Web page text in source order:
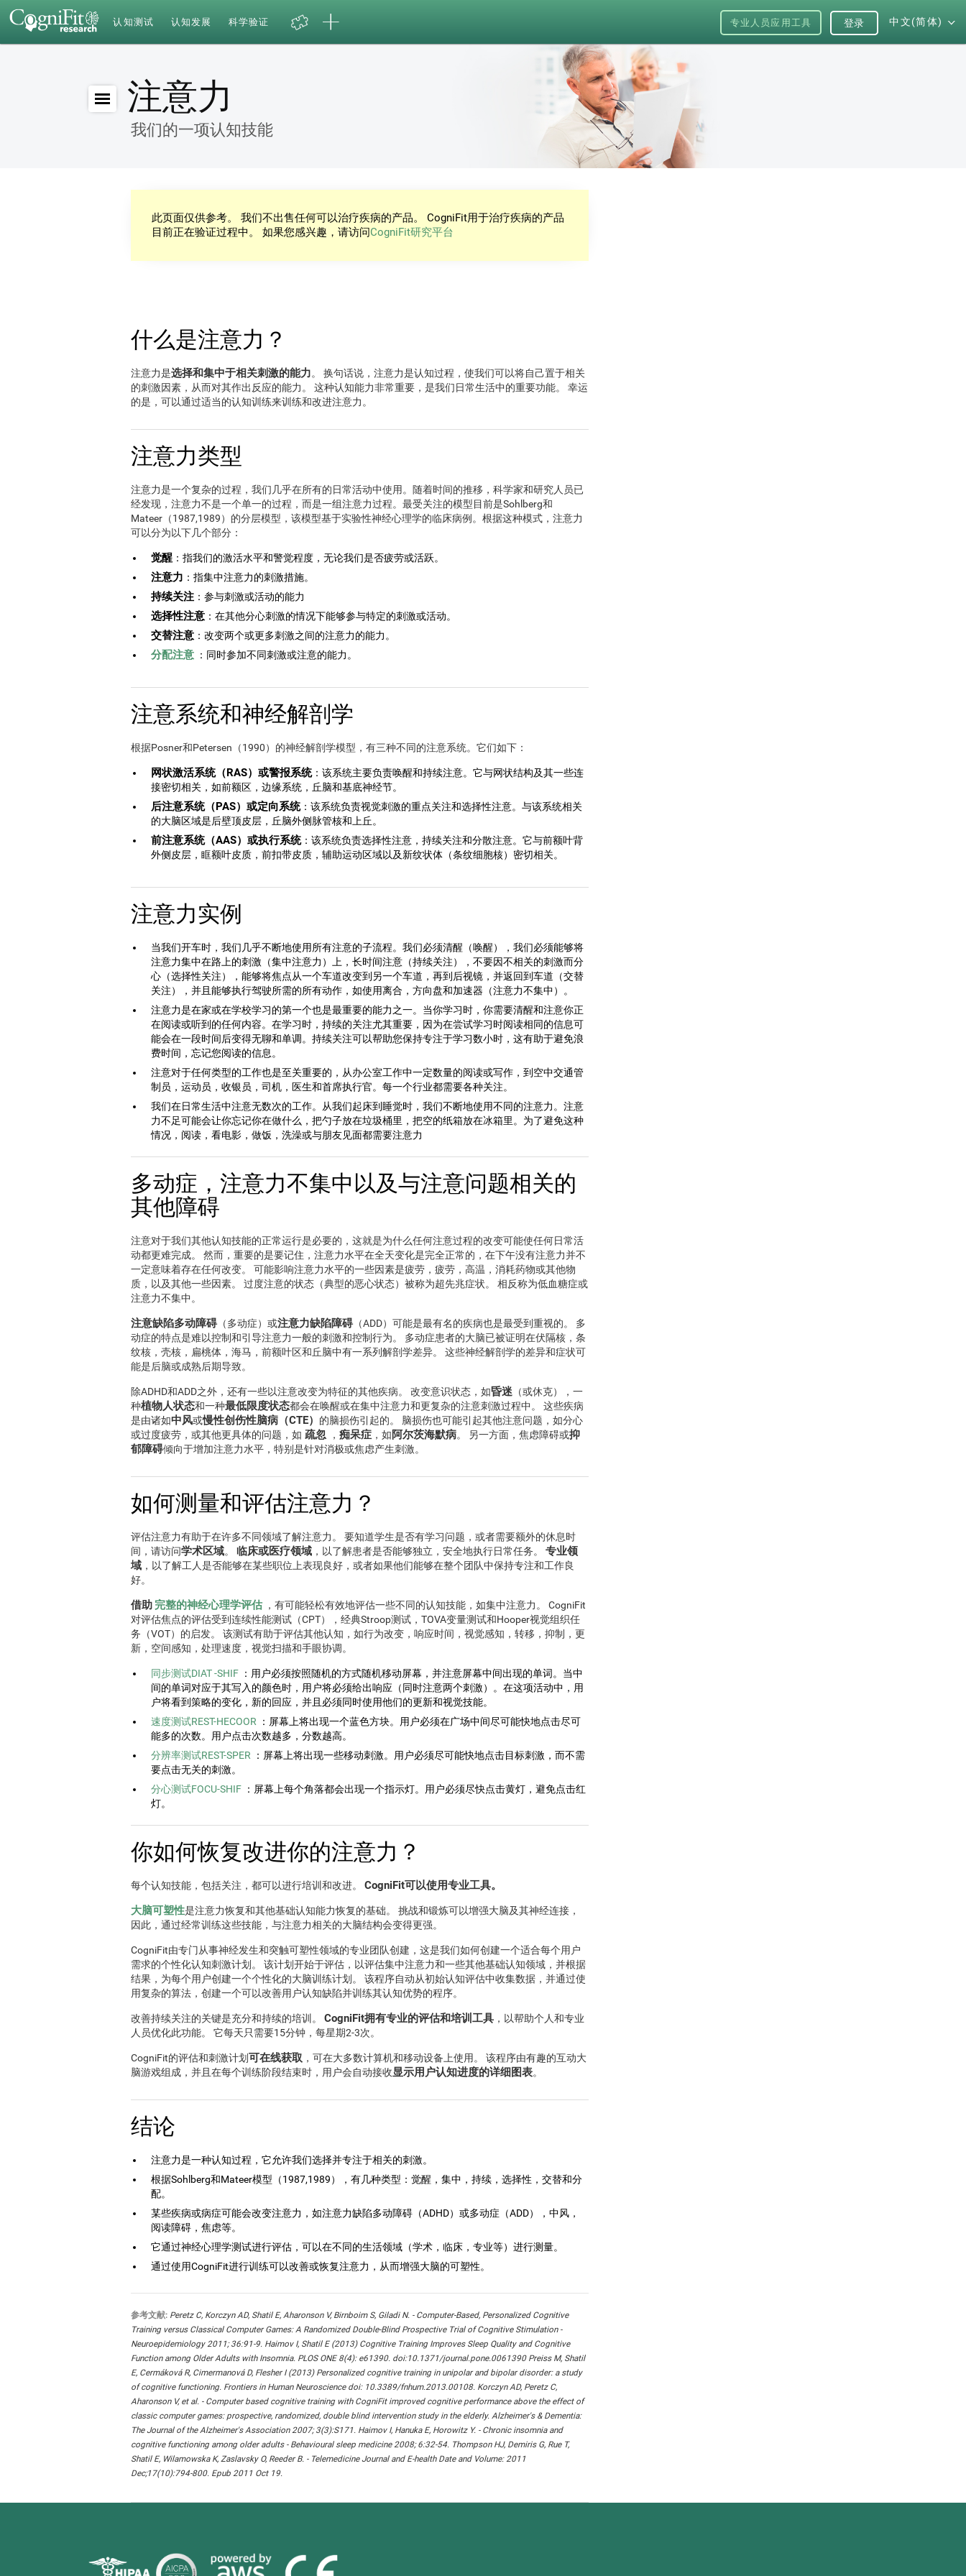
认知测试 认知发展 科学验证 专业人员应用工具 中文(简体)
登录
注意力
我们的一项认知技能
此页面仅供参考。 我们不出售任何可以治疗疾病的产品。 CogniFit用于治疗疾病的产品
目前正在验证过程中。 如果您感兴趣，请访问CogniFit研究平台
什么是注意力？
注意力是选择和集中于相关刺激的能力。 换句话说，注意力是认知过程，使我们可以将自己置于相关
的刺激因素，从而对其作出反应的能力。 这种认知能力非常重要，是我们日常生活中的重要功能。 幸运
的是，可以通过适当的认知训练来训练和改进注意力。
注意力类型
注意力是一个复杂的过程，我们几乎在所有的日常活动中使用。随着时间的推移，科学家和研究人员已
经发现，注意力不是一个单一的过程，而是一组注意力过程。最受关注的模型目前是Sohlberg和
Mateer（1987,1989）的分层模型，该模型基于实验性神经心理学的临床病例。根据这种模式，注意力
可以分为以下几个部分：
觉醒 ：指我们的激活水平和警觉程度，无论我们是否疲劳或活跃。
注意力 ：指集中注意力的刺激措施。
持续关注 ：参与刺激或活动的能力
选择性注意 ：在其他分心刺激的情况下能够参与特定的刺激或活动。
交替注意 ：改变两个或更多刺激之间的注意力的能力。
分配注意 ：同时参加不同刺激或注意的能力。
注意系统和神经解剖学
根据Posner和Petersen（1990）的神经解剖学模型，有三种不同的注意系统。它们如下：
网状激活系统（RAS）或警报系统：该系统主要负责唤醒和持续注意。它与网状结构及其一些连
接密切相关，如前额区，边缘系统，丘脑和基底神经节。
后注意系统（PAS）或定向系统：该系统负责视觉刺激的重点关注和选择性注意。与该系统相关
的大脑区域是后壁顶皮层，丘脑外侧脉管核和上丘。
前注意系统（AAS）或执行系统：该系统负责选择性注意，持续关注和分散注意。它与前额叶背
外侧皮层，眶额叶皮质，前扣带皮质，辅助运动区域以及新纹状体（条纹细胞核）密切相关。
注意力实例
当我们开车时，我们几乎不断地使用所有注意的子流程。我们必须清醒（唤醒），我们必须能够将
注意力集中在路上的刺激（集中注意力）上，长时间注意（持续关注），不要因不相关的刺激而分
心（选择性关注），能够将焦点从一个车道改变到另一个车道，再到后视镜，并返回到车道（交替
关注），并且能够执行驾驶所需的所有动作，如使用离合，方向盘和加速器（注意力不集中）。
注意力是在家或在学校学习的第一个也是最重要的能力之一。当你学习时，你需要清醒和注意你正
在阅读或听到的任何内容。在学习时，持续的关注尤其重要，因为在尝试学习时阅读相同的信息可
能会在一段时间后变得无聊和单调。持续关注可以帮助您保持专注于学习数小时，这有助于避免浪
费时间，忘记您阅读的信息。
注意对于任何类型的工作也是至关重要的，从办公室工作中一定数量的阅读或写作，到空中交通管
制员，运动员，收银员，司机，医生和首席执行官。每一个行业都需要各种关注。
我们在日常生活中注意无数次的工作。从我们起床到睡觉时，我们不断地使用不同的注意力。注意
力不足可能会让你忘记你在做什么，把勺子放在垃圾桶里，把空的纸箱放在冰箱里。为了避免这种
情况，阅读，看电影，做饭，洗澡或与朋友见面都需要注意力
多动症，注意力不集中以及与注意问题相关的
其他障碍
注意对于我们其他认知技能的正常运行是必要的，这就是为什么任何注意过程的改变可能使任何日常活
动都更难完成。 然而，重要的是要记住，注意力水平在全天变化是完全正常的，在下午没有注意力并不
一定意味着存在任何改变。 可能影响注意力水平的一些因素是疲劳，疲劳，高温，消耗药物或其他物
质，以及其他一些因素。 过度注意的状态（典型的恶心状态）被称为超先兆症状。 相反称为低血糖症或
注意力不集中。
注意缺陷多动障碍（多动症）或注意力缺陷障碍（ADD）可能是最有名的疾病也是最受到重视的。 多
动症的特点是难以控制和引导注意力一般的刺激和控制行为。 多动症患者的大脑已被证明在伏隔核，条
纹核，壳核，扁桃体，海马，前额叶区和丘脑中有一系列解剖学差异。 这些神经解剖学的差异和症状可
能是后脑或成熟后期导致。
除ADHD和ADD之外，还有一些以注意改变为特征的其他疾病。 改变意识状态，如昏迷 （或休克），一
种植物人状态和一种最低限度状态都会在唤醒或在集中注意力和更复杂的注意刺激过程中。 这些疾病
是由诸如中风或慢性创伤性脑病（CTE）
的脑损伤引起的。 脑损伤也可能引起其他注意问题，如分心
或过度疲劳，或其他更具体的问题，如 疏忽 ， 痴呆症 ，如阿尔茨海默病。 另一方面，焦虑障碍或抑
郁障碍倾向于增加注意力水平，特别是针对消极或焦虑产生刺激。
如何测量和评估注意力？
评估注意力有助于在许多不同领域了解注意力。 要知道学生是否有学习问题，或者需要额外的休息时
间，请访问学术区域。 临床或医疗领域 ，以了解患者是否能够独立，安全地执行日常任务。 专业领
域 ，以了解工人是否能够在某些职位上表现良好，或者如果他们能够在整个团队中保持专注和工作良
好。
借助 完整的神经心理学评估 ，有可能轻松有效地评估一些不同的认知技能，如集中注意力。 CogniFit
对评估焦点的评估受到连续性能测试（CPT），经典Stroop测试，TOVA变量测试和Hooper视觉组织任
务（VOT）的启发。 该测试有助于评估其他认知，如行为改变，响应时间，视觉感知，转移，抑制，更
新，空间感知，处理速度，视觉扫描和手眼协调。
同步测试DIAT -SHIF ：用户必须按照随机的方式随机移动屏幕，并注意屏幕中间出现的单词。当中
间的单词对应于其写入的颜色时，用户将必须给出响应（同时注意两个刺激）。在这项活动中，用
户将看到策略的变化，新的回应，并且必须同时使用他们的更新和视觉技能。
速度测试REST-HECOOR
：屏幕上将出现一个蓝色方块。用户必须在广场中间尽可能快地点击尽可
能多的次数。用户点击次数越多，分数越高。
分辨率测试REST-SPER
：屏幕上将出现一些移动刺激。用户必须尽可能快地点击目标刺激，而不需
要点击无关的刺激。
分心测试FOCU-SHIF ：屏幕上每个角落都会出现一个指示灯。用户必须尽快点击黄灯，避免点击红
灯。
你如何恢复改进你的注意力？
每个认知技能，包括关注，都可以进行培训和改进。 CogniFit可以使用专业工具。
大脑可塑性是注意力恢复和其他基础认知能力恢复的基础。 挑战和锻炼可以增强大脑及其神经连接，
因此，通过经常训练这些技能，与注意力相关的大脑结构会变得更强。
CogniFit由专门从事神经发生和突触可塑性领域的专业团队创建，这是我们如何创建一个适合每个用户
需求的个性化认知刺激计划。 该计划开始于评估，以评估集中注意力和一些其他基础认知领域，并根据
结果，为每个用户创建一个个性化的大脑训练计划。 该程序自动从初始认知评估中收集数据，并通过使
用复杂的算法，创建一个可以改善用户认知缺陷并训练其认知优势的程序。
改善持续关注的关键是充分和持续的培训。 CogniFit拥有专业的评估和培训工具 ，以帮助个人和专业
人员优化此功能。 它每天只需要15分钟，每星期2-3次。
CogniFit的评估和刺激计划可在线获取 ，可在大多数计算机和移动设备上使用。 该程序由有趣的互动大
脑游戏组成，并且在每个训练阶段结束时，用户会自动接收显示用户认知进度的详细图表。
结论
注意力是一种认知过程，它允许我们选择并专注于相关的刺激。
根据Sohlberg和Mateer模型（1987,1989），有几种类型：觉醒，集中，持续，选择性，交替和分
配。
某些疾病或病症可能会改变注意力，如注意力缺陷多动障碍（ADHD）或多动症（ADD），中风，
阅读障碍，焦虑等。
它通过神经心理学测试进行评估，可以在不同的生活领域（学术，临床，专业等）进行测量。
通过使用CogniFit进行训练可以改善或恢复注意力，从而增强大脑的可塑性。
参考文献: Peretz C, Korczyn AD, Shatil E, Aharonson V, Birnboim S, Giladi N. - Computer-Based, Personalized Cognitive
Training versus Classical Computer Games: A Randomized Double-Blind Prospective Trial of Cognitive Stimulation -
Neuroepidemiology 2011; 36:91-9. Haimov I, Shatil E (2013) Cognitive Training Improves Sleep Quality and Cognitive
Function among Older Adults with Insomnia. PLOS ONE 8(4): e61390. doi:10.1371/journal.pone.0061390 Preiss M, Shatil
E, Cermáková R, Cimermanová D, Flesher I (2013) Personalized cognitive training in unipolar and bipolar disorder: a study
of cognitive functioning. Frontiers in Human Neuroscience doi: 10.3389/fnhum.2013.00108. Korczyn AD, Peretz C,
Aharonson V, et al. - Computer based cognitive training with CogniFit improved cognitive performance above the effect of
classic computer games: prospective, randomized, double blind intervention study in the elderly. Alzheimer's & Dementia:
The Journal of the Alzheimer's Association 2007; 3(3):S171. Haimov I, Hanuka E, Horowitz Y. - Chronic insomnia and
cognitive functioning among older adults - Behavioural sleep medicine 2008; 6:32-54. Thompson HJ, Demiris G, Rue T,
Shatil E, Wilamowska K, Zaslavsky O, Reeder B. - Telemedicine Journal and E-health Date and Volume: 2011
Dec;17(10):794-800. Epub 2011 Oct 19.